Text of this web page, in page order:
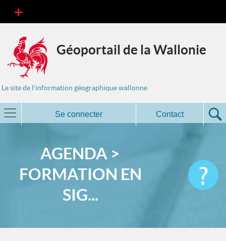
Géoportail de la Wallonie
Le site de l'information géographique wallonne
Se connecter Contact
AGENDA >
FORMATION EN
SIG...